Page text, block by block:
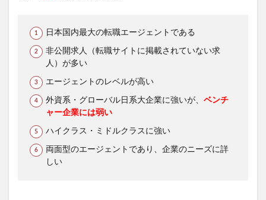
日本国内最大の転職エージェントである
非公開求人（転職サイトに掲載されていない求
人）が多い
エージェントのレベルが高い
外資系・グローバル日系大企業に強いが、 ベンチ
ャー企業には弱い
ハイクラス・ミドルクラスに強い
両面型のエージェントであり、企業のニーズに詳
しい